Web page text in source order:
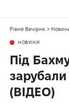
Рівне Вечірнє >
НОВИНИ
Під
(ВІДЕО)